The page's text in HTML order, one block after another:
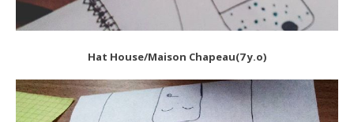
Hat House/Maison Chapeau(7 y.o)